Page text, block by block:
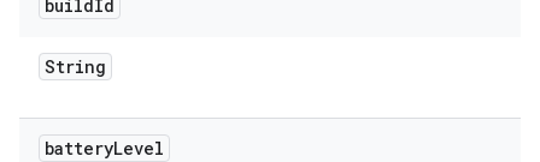
buildId
String
batteryLevel